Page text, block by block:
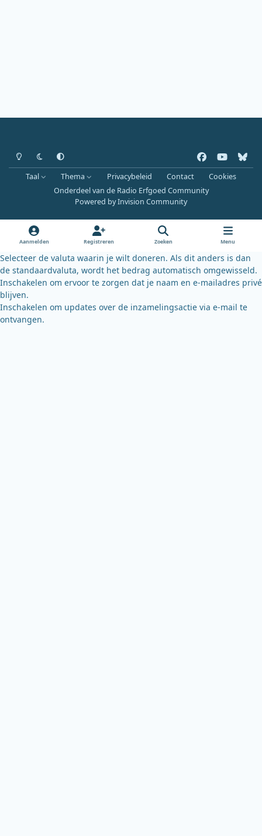
Heldere modus
Donkere modus
Systeemvoorkeur
a
c
e
o
k
o
u
b
b
l
u
k
y
Taal Thema Privacybeleid Contact
Cookies
Onderdeel van de Radio Erfgoed Community
Powered byInvision Community
Aanmelden Registreren Zoeken Menu
Selecteer de valuta waarin je wilt doneren. Als dit anders is dan
de standaardvaluta, wordt het bedrag automatisch omgewisseld.
Inschakelen om ervoor te zorgen dat je naam en e-mailadres privé
blijven.
Inschakelen om updates over de inzamelingsactie via e-mail te
ontvangen.